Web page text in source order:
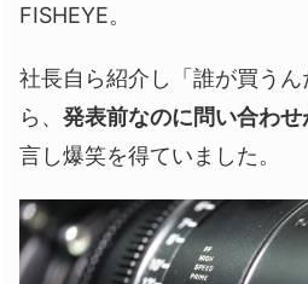
FISHEYE。
社長自ら紹介し「誰が買う
ら、 発表前なのに問い合わ
言し爆笑を得ていました。